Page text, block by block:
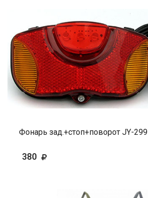
Фонарь зад.+стоп+поворот JY-299
380